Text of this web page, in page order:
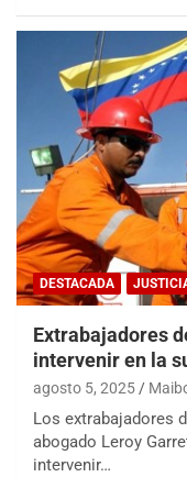
DESTACADA
Extrabajadores
intervenir en la
agosto 5, 2025
Los extrabajadores
abogado Leroy
intervenir…